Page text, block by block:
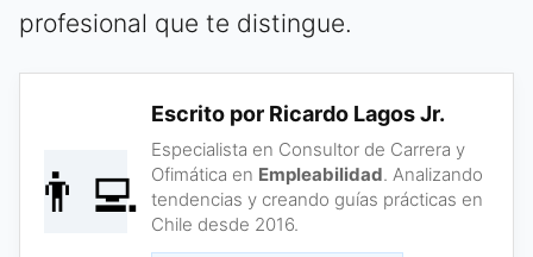
profesional que te distingue.
👨‍💻
Escrito por Ricardo Lagos Jr.
Especialista en Consultor de Carrera y
Ofimática en Empleabilidad. Analizando
tendencias y creando guías prácticas en
Chile desde 2016.